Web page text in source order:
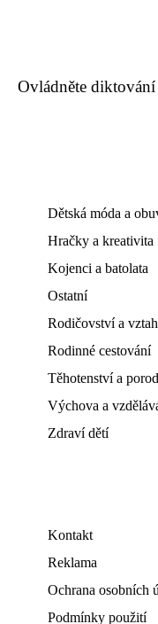
Ovládněte diktování
Dětská móda a
Hračky a kreativita
Kojenci a batolata
Ostatní
Rodičovství a
Rodinné cestování
Těhotenství a porod
Výchova a
Zdraví dětí
Kontakt
Reklama
Ochrana osobních
Podmínky použití